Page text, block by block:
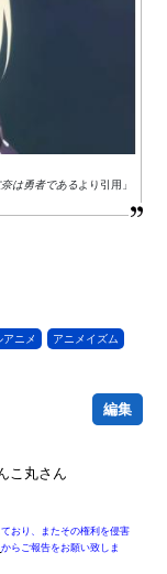
は勇者であるより引用」
アニメ アニメイズム
編集
こ丸さん
おり、またその権利を侵害
からご報告をお願い致しま